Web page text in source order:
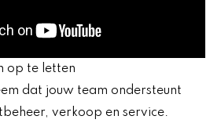
op te letten
dat jouw team ondersteunt
verkoop en service.